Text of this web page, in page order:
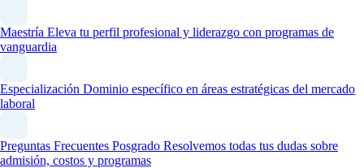
Maestría Eleva tu perfil profesional y liderazgo con programas de
vanguardia
Especialización Dominio específico en áreas estratégicas del mercado
laboral
Preguntas Frecuentes Posgrado Resolvemos todas tus dudas sobre
admisión, costos y programas